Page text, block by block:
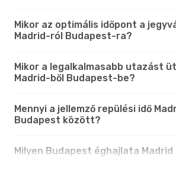
Mikor az optimális időpont a
Madrid-ról Budapest-ra?
Mikor a legalkalmasabb utazást
Madrid-ből Budapest-be?
Mennyi a jellemző repülési idő
Budapest között?
Milyen Budapest éghajlata Madrid